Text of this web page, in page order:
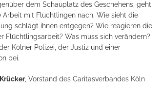
dem Schauplatz des Geschehens, geht
Arbeit mit Flüchtlingen nach. Wie sieht die
schlägt ihnen entgegen? Wie reagieren die
Was muss sich verändern?
Kölner Polizei, der Justiz und einer
bei.
, Vorstand des Caritasverbandes Köln